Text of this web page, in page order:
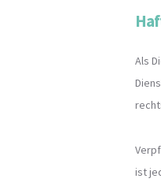
Als
ist